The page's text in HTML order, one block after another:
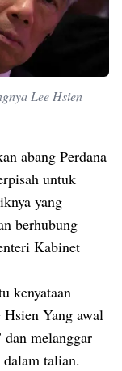
Lee Hsien
abang Perdana
untuk
yang
berhubung
Kabinet
kenyataan
Yang awal
melanggar
talian.